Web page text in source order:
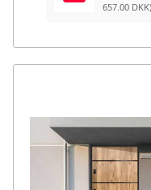
657.00 DKK)